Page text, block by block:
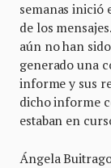
semanas inició
de los
aún no han
generado una
informe y sus
dicho informe
estaban en
Ángela